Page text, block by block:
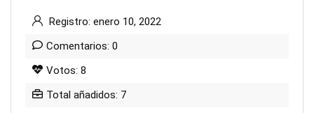
Registro: enero 10, 2022
Comentarios: 0
Votos: 8
Total añadidos: 7